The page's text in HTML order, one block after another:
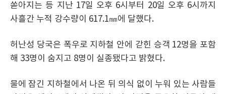
쏟아지는 등 지난 17일 오후 6시부터 20일 오후 6시까지
사흘간 누적 강수량이 617.1㎜에 달했다.
허난성 당국은 폭우로 지하철 안에 갇힌 승객 12명을 포함
해 33명이 숨지고 8명이 실종됐다고 밝혔다.
물에 잠긴 지하철에서 나온 뒤 의식 없이 누워 있는 사람들